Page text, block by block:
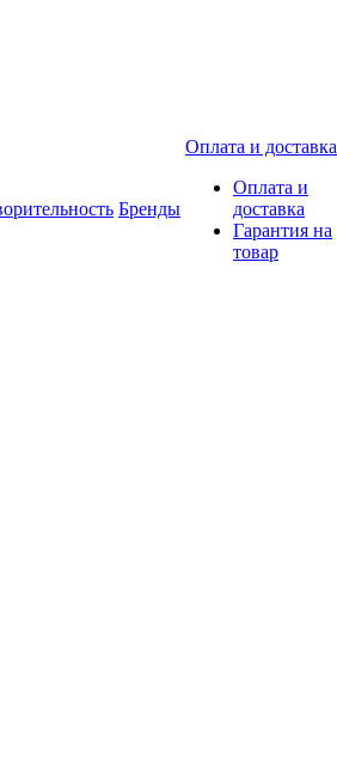
Бренды
Оплата и доставка
Оплата и
доставка
Гарантия на
товар